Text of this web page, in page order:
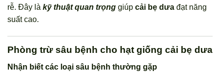
rễ. Đây là kỹ thuật quan trọng giúp cải bẹ dưa đạt năng
suất cao.
Phòng trừ sâu bệnh cho hạt giống cải bẹ dưa
Nhận biết các loại sâu bệnh thường gặp